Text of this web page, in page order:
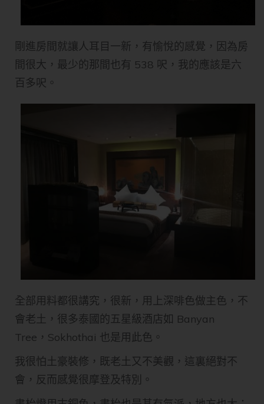
剛進房間就讓人耳目一新，有愉悅的感覺，因為房
間很大，最少的那間也有 538 呎，我的應該是六
百多呎。
全部用料都很講究，很新，用上深啡色做主色，不
會老土，很多泰國的五星級酒店如 Banyan
Tree，Sokhothai 也是用此色。
我很怕土豪裝修，既老土又不美觀，這裏絕對不
會，反而感覺很摩登及特別。